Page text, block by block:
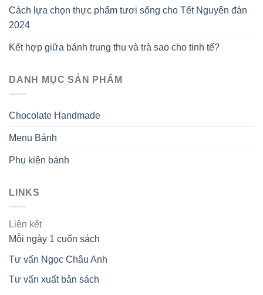
Cách lựa chọn thực phẩm tươi sống cho Tết Nguyên đán
2024
Kết hợp giữa bánh trung thu và trà sao cho tinh tế?
DANH MỤC SẢN PHẨM
Chocolate Handmade
Menu Bánh
Phụ kiện bánh
LINKS
Liên kết
Mỗi ngày 1 cuốn sách
Tư vấn Ngọc Châu Anh
Tư vấn xuất bản sách